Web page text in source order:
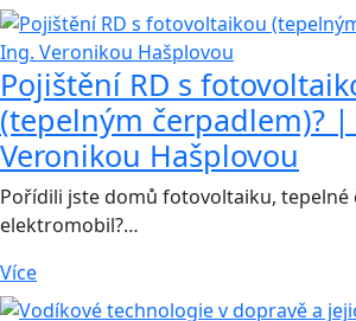
Pojištění RD s
(tepelným čerpadlem)? |
Veronikou Hašplovou
Pořídili jste domů fotovoltaiku, tepelné
elektromobil?…
Více